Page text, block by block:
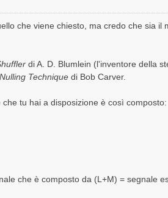
che viene chiesto, ma credo che sia il
di A. D. Blumlein (l'inventore della
Technique di Bob Carver.
tu hai a disposizione è così composto:
che è composto da (L+M) = segnale